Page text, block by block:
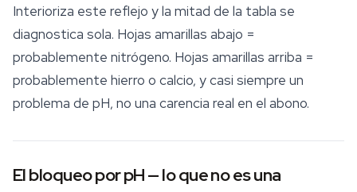
Interioriza este reflejo y la mitad de la tabla se
diagnostica sola. Hojas amarillas abajo =
probablemente nitrógeno. Hojas amarillas arriba =
probablemente hierro o calcio, y casi siempre un
problema de pH, no una carencia real en el abono.
El bloqueo por pH — lo que no es una